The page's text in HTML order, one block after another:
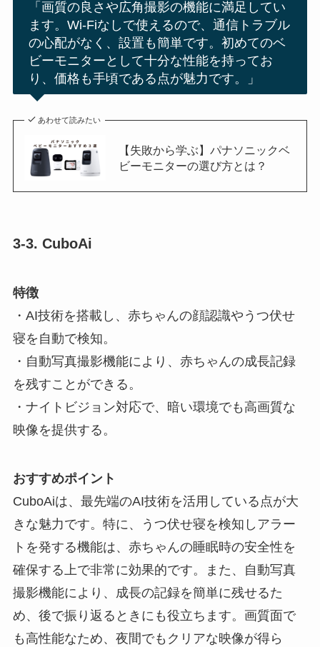
「画質の良さや広角撮影の機能に満足してい
ます。Wi-Fiなしで使えるので、通信トラブル
の心配がなく、設置も簡単です。初めてのベ
ビーモニターとして十分な性能を持ってお
り、価格も手頃である点が魅力です。」
あわせて読みたい
【失敗から学ぶ】パナソニックベ
ビーモニターの選び方とは？
3-3. CuboAi
特徴
・AI技術を搭載し、赤ちゃんの顔認識やうつ伏せ
寝を自動で検知。
・自動写真撮影機能により、赤ちゃんの成長記録
を残すことができる。
・ナイトビジョン対応で、暗い環境でも高画質な
映像を提供する。
おすすめポイント
CuboAiは、最先端のAI技術を活用している点が大
きな魅力です。特に、うつ伏せ寝を検知しアラー
トを発する機能は、赤ちゃんの睡眠時の安全性を
確保する上で非常に効果的です。また、自動写真
撮影機能により、成長の記録を簡単に残せるた
め、後で振り返るときにも役立ちます。画質面で
も高性能なため、夜間でもクリアな映像が得ら